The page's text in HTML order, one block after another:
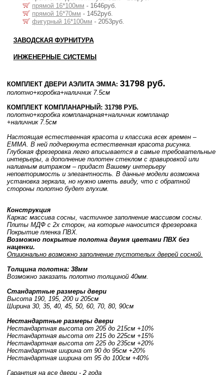
прямой 16*100мм - 1646руб.
прямой 16*70мм - 1452руб.
фигурный 16*100мм - 2053руб.
ЗАВОДСКАЯ ФУРНИТУРА
ИНЖЕНЕРНЫЕ СИСТЕМЫ
КОМПЛЕКТ ДВЕРИ АЭЛИТА ЭММА: 31798 руб.
полотно+коробка+наличник 7.5см
КОМПЛЕКТ КОМПЛАНАРНЫЙ: 31798 РУБ.
полотно+коробка компланарная+наличник компланар
+наличник 7.5см
Настоящая естественная красота и классика всех времен –
EMMA. В ней подчеркнута естественная красота рисунка.
Глубокая фрезеровка легко вписывается в самые требовательные
интерьеры, а дополнение полотен стеклом с гравировкой или
наливным витражом – придаст Вашему интерьеру
неповторимость и элегантность. В данные модели возможна
установка зеркала, но нужно иметь ввиду, что с обратной
стороны полотно будет глухим.
Конструкция
Каркас массива сосны, частичное заполнение массивом сосны.
Плиты МДФ с 2х сторон, на которые наносится фрезеровка
Покрытие пленка ПВХ.
Возможно покрытие полотна двумя цветами ПВХ без
наценки.
Опционально возможно заполнение пустотелых дверей сосной.
Толщина полотна: 38мм
Возможно заказать полотно толщиной 40мм.
Стандартные размеры двери
Высота 190, 195, 200 и 205см
Ширина 30, 35, 40, 45, 50, 60, 70, 80, 90см
Нестандартные размеры двери
Нестандартная высота от 205 до 215см +10%
Нестандартная высота от 215 до 225см +15%
Нестандартная высота от 225 до 235см +20%
Нестандартная ширина от 90 до 95см +20%
Нестандартная ширина от 95 до 100см +40%
Гарантия на все двери - 2 года